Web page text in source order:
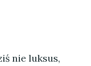
nie luksus,